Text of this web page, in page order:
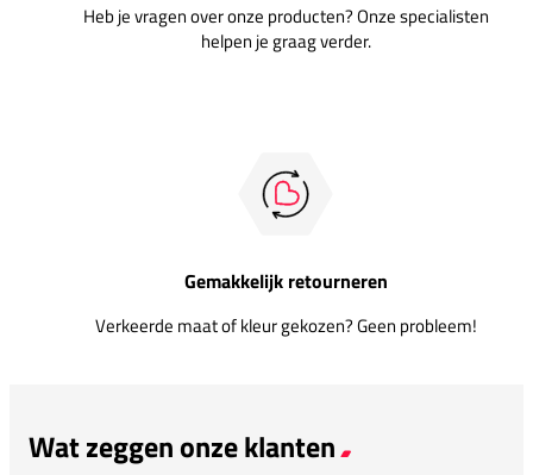
Heb je vragen over onze producten? Onze specialisten
helpen je graag verder.
Gemakkelijk retourneren
Verkeerde maat of kleur gekozen? Geen probleem!
Wat zeggen onze klanten